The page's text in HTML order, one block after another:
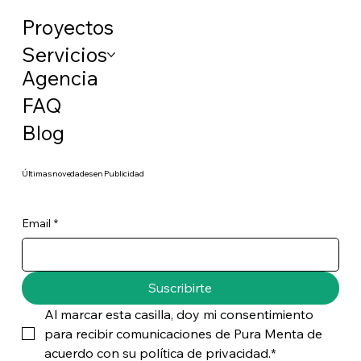
Proyectos
Servicios
Agencia
FAQ
Blog
​Últimas novedades en Publicidad
Email *
Suscribirte
Al marcar esta casilla, doy mi consentimiento
para recibir comunicaciones de Pura Menta de
acuerdo con su política de privacidad.*